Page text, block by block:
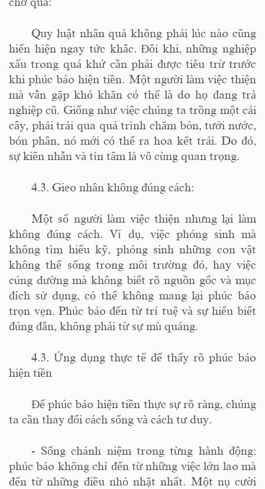
Quy luật nhân quả không phải lúc nào cũng
hiển hiện ngay tức khắc. Đôi khi, những nghiệp
xấu trong quá khứ cần phải được tiêu trừ trước
khi phúc báo hiện tiền. Một người làm việc thiện
mà vẫn gặp khó khăn có thể là do họ đang trả
nghiệp cũ. Giống như việcchúng tatrồng một cái
cây, phải trải qua quá trình chăm bón, tưới nước,
bón phân, nó mới có thể ra hoa kết trái. Do đó,
sự kiên nhẫn và tín tâm là vô cùng quan trọng.
4.3. Gieo nhân không đúng cách:
Một số người làm việc thiện nhưng lại làm
không đúng cách. Ví dụ, việc phóng sinh mà
không tìm hiểu kỹ, phóng sinh những con vật
không thể sống trong môi trường đó, hay việc
cúng dường mà không biết rõ nguồn gốc và mục
đích sử dụng, có thể không mang lại phúc báo
trọn vẹn. Phúc báo đến từ trí tuệ và sự hiểu biết
đúng đắn, không phải từ sự mù quáng.
4.3. Ứng dụng thực tế để thấy rõ phúc báo
hiện tiền
Để phúc báo hiện tiền thực sự rõ ràng, chúng
ta cần thay đổi cách sống và cách tư duy.
- Sống chánh niệm trong từng hành động:
phúc báo không chỉ đến từ những việc lớn lao mà
đến từ những điều nhỏ nhặt nhất. Một nụ cười